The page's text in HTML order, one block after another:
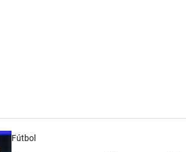
Fútbol